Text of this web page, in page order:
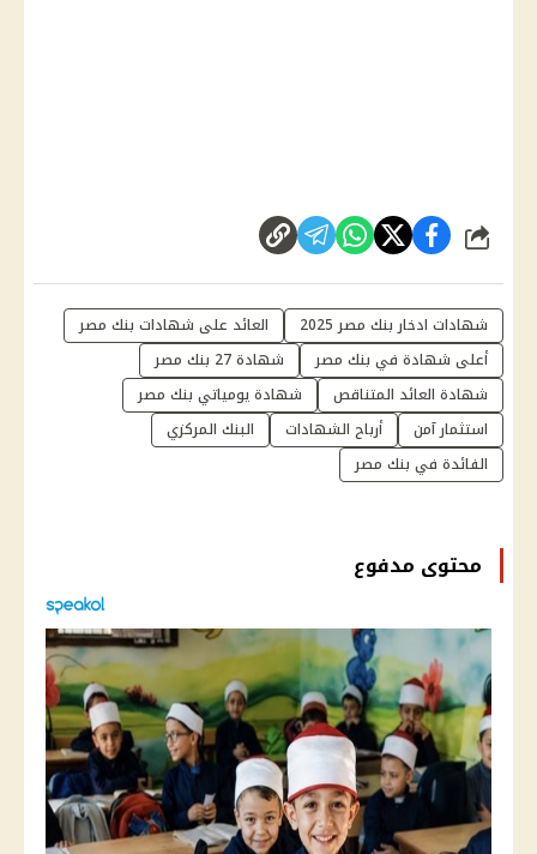
شارك
شهادات ادخار بنك مصر 2025
العائد على شهادات بنك مصر
أعلى شهادة في بنك مصر
شهادة 27 بنك مصر
شهادة العائد المتناقص
شهادة يومياتي بنك مصر
استثمار آمن
أرباح الشهادات
البنك المركزي
الفائدة في بنك مصر
محتوى مدفوع